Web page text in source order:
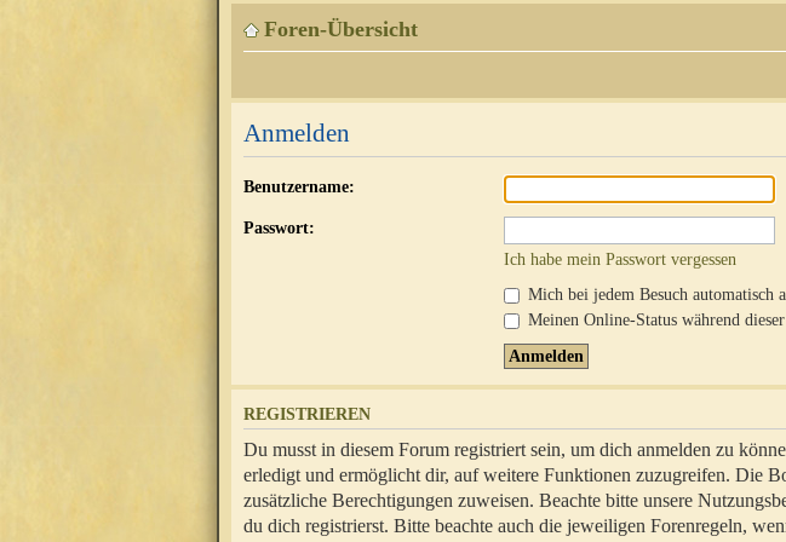
Foren-Übersicht
Anmelden
Benutzername:
Passwort:
Ich habe mein Passwort vergessen
Mich bei jedem Besuch automatisch
Meinen Online-Status während
REGISTRIEREN
Du musst in diesem Forum registriert sein, um dich anmelden zu
erledigt und ermöglicht dir, auf weitere Funktionen zuzugreifen. Die
zusätzliche Berechtigungen zuweisen. Beachte bitte unsere
du dich registrierst. Bitte beachte auch die jeweiligen Forenregeln,